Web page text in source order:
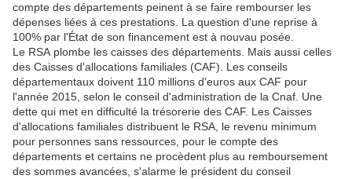
compte des départements peinent à se faire rembourser les
dépenses liées à ces prestations. La question d'une reprise à
100% par l'État de son financement est à nouvau posée.
Le RSA plombe les caisses des départements. Mais aussi celles
des Caisses d'allocations familiales (CAF). Les conseils
départementaux doivent 110 millions d'euros aux CAF pour
l'année 2015, selon le conseil d'administration de la Cnaf. Une
dette qui met en difficulté la trésorerie des CAF. Les Caisses
d'allocations familiales distribuent le RSA, le revenu minimum
pour personnes sans ressources, pour le compte des
départements et certains ne procèdent plus au remboursement
des sommes avancées, s'alarme le président du conseil